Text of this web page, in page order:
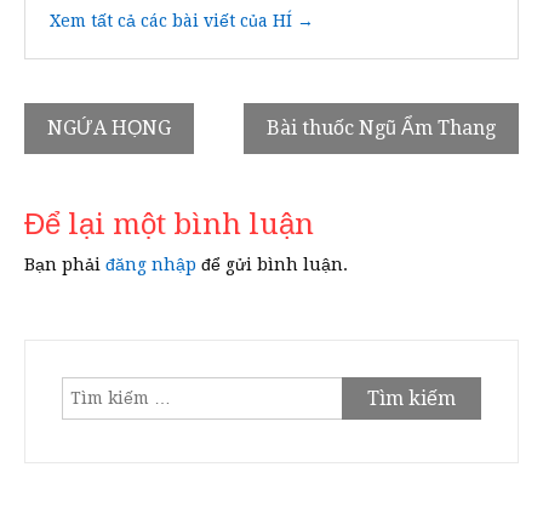
Xem tất cả các bài viết của HÍ →
Điều
hướng
bài
viết
NGỨA HỌNG Bài thuốc Ngũ Ẩm Thang
Để lại một bình luận
Bạn phải đăng nhập để gửi bình luận.
Tìm
kiếm